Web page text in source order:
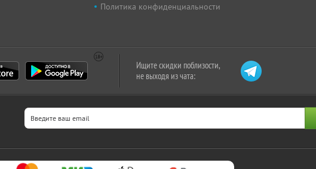
Политика конфиденциальности
Ищите скидки поблизости,
не выходя из чата: